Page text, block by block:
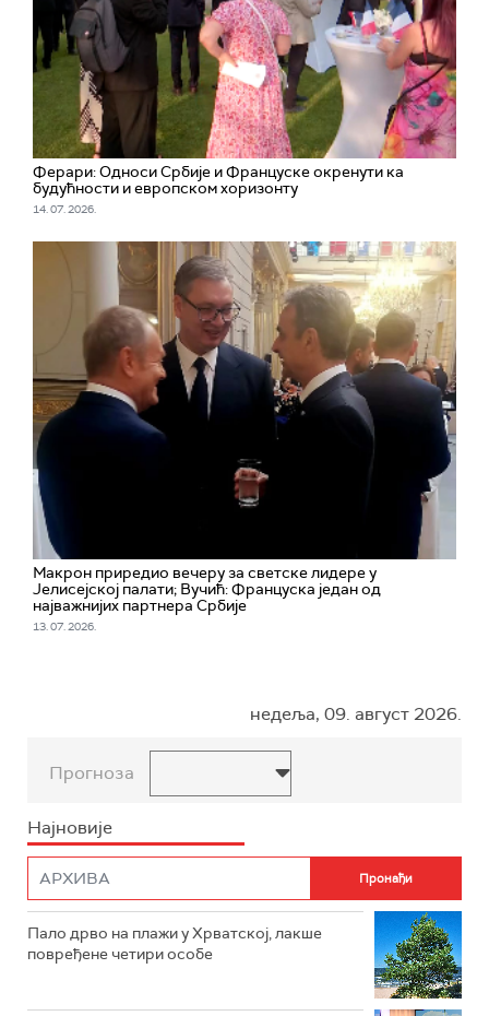
Ферари: Односи Србије и Француске окренути ка
будућности и европском хоризонту
14. 07. 2026.
Макрон приредио вечеру за светске лидере у
Јелисејској палати; Вучић: Француска један од
најважнијих партнера Србије
13. 07. 2026.
недеља, 09. август 2026.
Прогноза
Најновије
Пало дрво на плажи у Хрватској, лакше
повређене четири особе